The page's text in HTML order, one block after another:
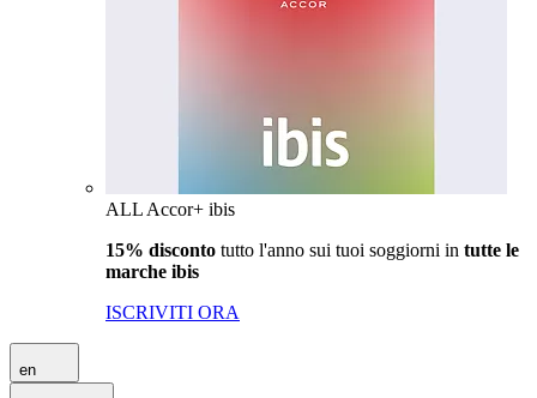
ALL Accor+ ibis
15% disconto tutto l'anno sui tuoi soggiorni in tutte le
marche ibis
ISCRIVITI ORA
en